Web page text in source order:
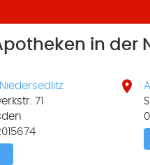
in der
71
